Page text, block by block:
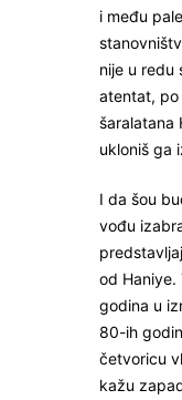
i među
nije u redu
atentat, po
šaralatana
ukloniš ga
I da šou
vođu
od Haniye.
godina u
80-ih
četvoricu
kažu